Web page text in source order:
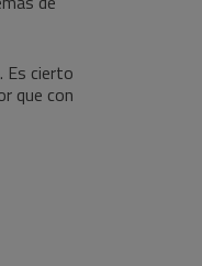
Es cierto
que con